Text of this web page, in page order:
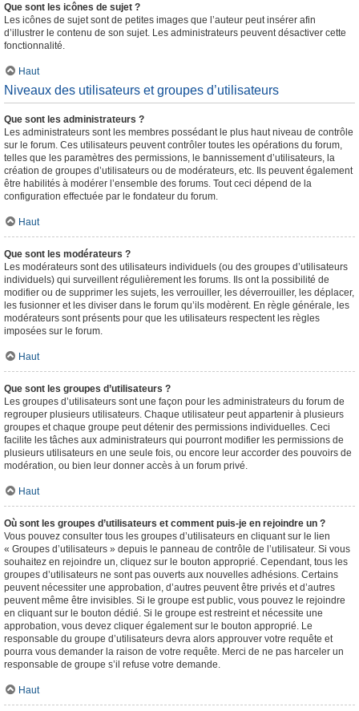
Que sont les icônes de sujet ?
Les icônes de sujet sont de petites images que l’auteur peut insérer afin
d’illustrer le contenu de son sujet. Les administrateurs peuvent désactiver cette
fonctionnalité.
Haut
Niveaux des utilisateurs et groupes d’utilisateurs
Que sont les administrateurs ?
Les administrateurs sont les membres possédant le plus haut niveau de contrôle
sur le forum. Ces utilisateurs peuvent contrôler toutes les opérations du forum,
telles que les paramètres des permissions, le bannissement d’utilisateurs, la
création de groupes d’utilisateurs ou de modérateurs, etc. Ils peuvent également
être habilités à modérer l’ensemble des forums. Tout ceci dépend de la
configuration effectuée par le fondateur du forum.
Haut
Que sont les modérateurs ?
Les modérateurs sont des utilisateurs individuels (ou des groupes d’utilisateurs
individuels) qui surveillent régulièrement les forums. Ils ont la possibilité de
modifier ou de supprimer les sujets, les verrouiller, les déverrouiller, les déplacer,
les fusionner et les diviser dans le forum qu’ils modèrent. En règle générale, les
modérateurs sont présents pour que les utilisateurs respectent les règles
imposées sur le forum.
Haut
Que sont les groupes d’utilisateurs ?
Les groupes d’utilisateurs sont une façon pour les administrateurs du forum de
regrouper plusieurs utilisateurs. Chaque utilisateur peut appartenir à plusieurs
groupes et chaque groupe peut détenir des permissions individuelles. Ceci
facilite les tâches aux administrateurs qui pourront modifier les permissions de
plusieurs utilisateurs en une seule fois, ou encore leur accorder des pouvoirs de
modération, ou bien leur donner accès à un forum privé.
Haut
Où sont les groupes d’utilisateurs et comment puis-je en rejoindre un ?
Vous pouvez consulter tous les groupes d’utilisateurs en cliquant sur le lien
« Groupes d’utilisateurs » depuis le panneau de contrôle de l’utilisateur. Si vous
souhaitez en rejoindre un, cliquez sur le bouton approprié. Cependant, tous les
groupes d’utilisateurs ne sont pas ouverts aux nouvelles adhésions. Certains
peuvent nécessiter une approbation, d’autres peuvent être privés et d’autres
peuvent même être invisibles. Si le groupe est public, vous pouvez le rejoindre
en cliquant sur le bouton dédié. Si le groupe est restreint et nécessite une
approbation, vous devez cliquer également sur le bouton approprié. Le
responsable du groupe d’utilisateurs devra alors approuver votre requête et
pourra vous demander la raison de votre requête. Merci de ne pas harceler un
responsable de groupe s’il refuse votre demande.
Haut